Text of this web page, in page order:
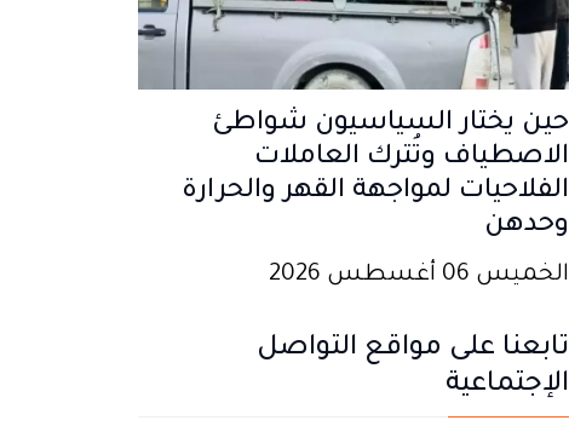
حين يختار السياسيون شواطئ
الاصطياف وتُترك العاملات
الفلاحيات لمواجهة القهر والحرارة
وحدهن
الخميس 06 أغسطس 2026
تابعنا على مواقع التواصل
الإجتماعية